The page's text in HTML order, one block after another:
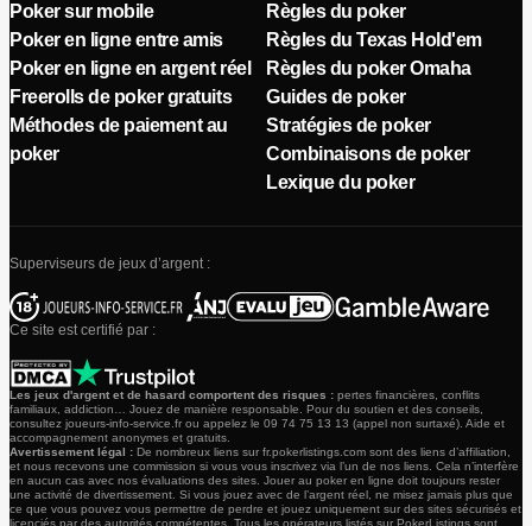
Poker sur mobile
Poker en ligne entre amis
Poker en ligne en argent réel
Freerolls de poker gratuits
Méthodes de paiement au
poker
Règles du poker
Règles du Texas Hold'em
Règles du poker Omaha
Guides de poker
Stratégies de poker
Combinaisons de poker
Lexique du poker
Superviseurs de jeux d’argent :
Ce site est certifié par :
Les jeux d'argent et de hasard comportent des risques : pertes financières, conflits
familiaux, addiction… Jouez de manière responsable. Pour du soutien et des conseils,
consultez joueurs-info-service.fr ou appelez le 09 74 75 13 13 (appel non surtaxé). Aide et
accompagnement anonymes et gratuits.
Avertissement légal : De nombreux liens sur fr.pokerlistings.com sont des liens d’affiliation,
et nous recevons une commission si vous vous inscrivez via l’un de nos liens. Cela n’interfère
en aucun cas avec nos évaluations des sites. Jouer au poker en ligne doit toujours rester
une activité de divertissement. Si vous jouez avec de l’argent réel, ne misez jamais plus que
ce que vous pouvez vous permettre de perdre et jouez uniquement sur des sites sécurisés et
licenciés par des autorités compétentes. Tous les opérateurs listés sur PokerListings sont